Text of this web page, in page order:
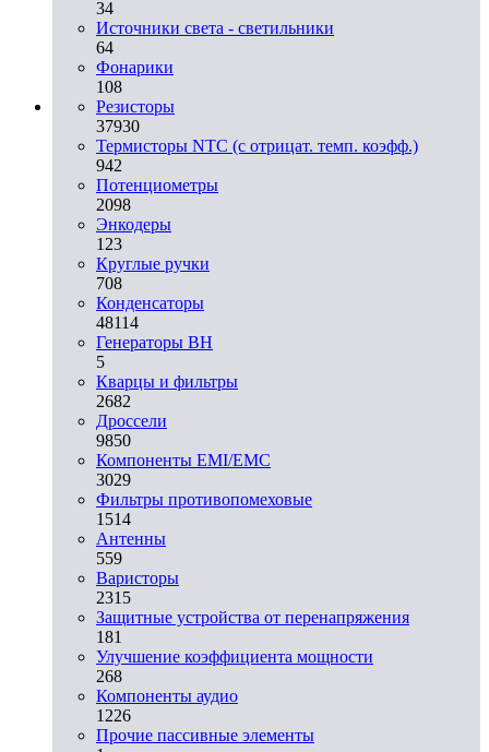
34
Источники света - светильники
64
Фонарики
108
Резисторы
37930
Термисторы NTC (с отрицат. темп. коэфф.)
942
Потенциометры
2098
Энкодеры
123
Круглые ручки
708
Конденсаторы
48114
Генераторы ВН
5
Кварцы и фильтры
2682
Дроссели
9850
Компоненты EMI/EMC
3029
Фильтры противопомеховые
1514
Антенны
559
Варисторы
2315
Защитные устройства от перенапряжения
181
Улучшение коэффициента мощности
268
Компоненты аудио
1226
Прочие пассивные элементы